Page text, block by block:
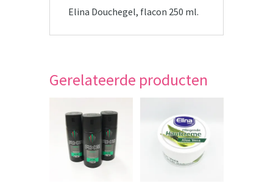
Elina Douchegel, flacon 250 ml.
Gerelateerde producten